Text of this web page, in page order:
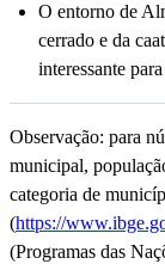
O entorno de
cerrado e da
interessante
Observação: para
municipal,
categoria de
(https://
(Programas das